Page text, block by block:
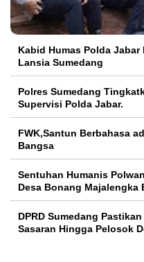
Kabid Humas Polda
Lansia Sumedang
Polres Sumedang
Supervisi Polda Jabar.
FWK,Santun Berbahasa
Bangsa
Sentuhan Humanis
Desa Bonang Majalengka
DPRD Sumedang
Sasaran Hingga Pelosok